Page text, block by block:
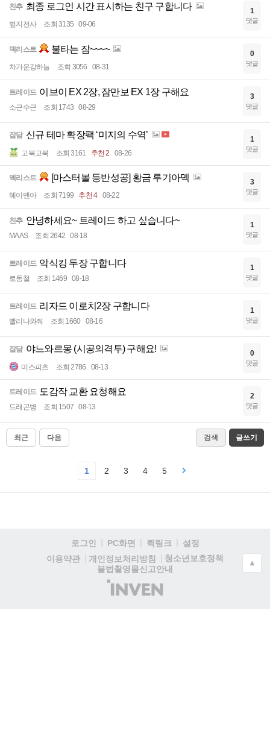
친추 최종 로그인 시간 표시하는 친구 구합니다
벞지전사 조회 3135 09-06
1
댓글
덱리스트 불타는 잠~~~~
차가운강하늘 조회 3056 08-31
0
댓글
트레이드 이브이 EX 2장, 잠만보 EX 1장 구해요
소근수근 조회 1743 08-29
3
댓글
잡담 신규 테마 확장팩 ‘미지의 수역’
고북고북 조회 3161 추천 2 08-26
1
댓글
덱리스트 [마스터볼 등반성공] 황금 루기아덱
헤이맨아 조회 7199 추천 4 08-22
3
댓글
친추 안녕하세요~ 트레이드 하고 싶습니다~
MAAS 조회 2642 08-18
1
댓글
트레이드 악식킹 두장 구합니다
로동철 조회 1469 08-18
1
댓글
트레이드 리자드 이로치2장 구합니다
빨리나와줘 조회 1660 08-16
1
댓글
잡담 야느와르몽 (시공의격투) 구해요!
미스피츠 조회 2786 08-13
0
댓글
트레이드 도감작 교환 요청해요
드래곤병 조회 1507 08-13
2
댓글
최근 다음 검색 글쓰기
1 2 3 4 5
로그인 PC화면 퀵링크
설정
이용약관
개인정보처리방침
청소년보호정책
불법촬영물신고안내
(주)
인
▲